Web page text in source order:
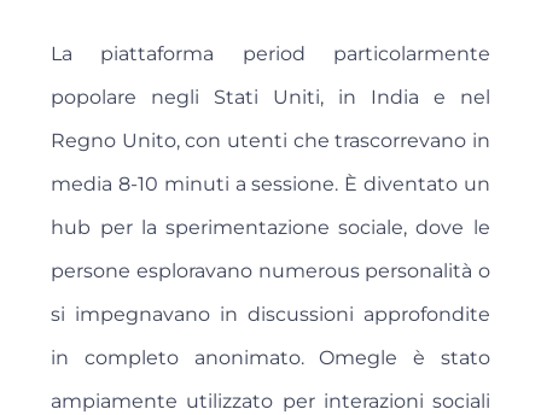
La piattaforma period particolarmente
popolare negli Stati Uniti, in India e nel
Regno Unito, con utenti che trascorrevano in
media 8-10 minuti a sessione. È diventato un
hub per la sperimentazione sociale, dove le
persone esploravano numerous personalità o
si impegnavano in discussioni approfondite
in completo anonimato. Omegle è stato
ampiamente utilizzato per interazioni sociali